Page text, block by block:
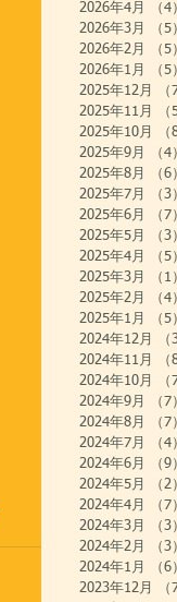
2026年4月
（4
2026年3月
（5
2026年2月
（5
2026年1月
（5
2025年12月
（
2025年11月
（
2025年10月
（
2025年9月
（4
2025年8月
（6
2025年7月
（3
2025年6月
（7
2025年5月
（3
2025年4月
（5
2025年3月
（1
2025年2月
（4
2025年1月
（5
2024年12月
（
2024年11月
（
2024年10月
（
2024年9月
（7
2024年8月
（7
2024年7月
（4
2024年6月
（9
2024年5月
（2
2024年4月
（7
2024年3月
（3
2024年2月
（3
2024年1月
（6
2023年12月
（